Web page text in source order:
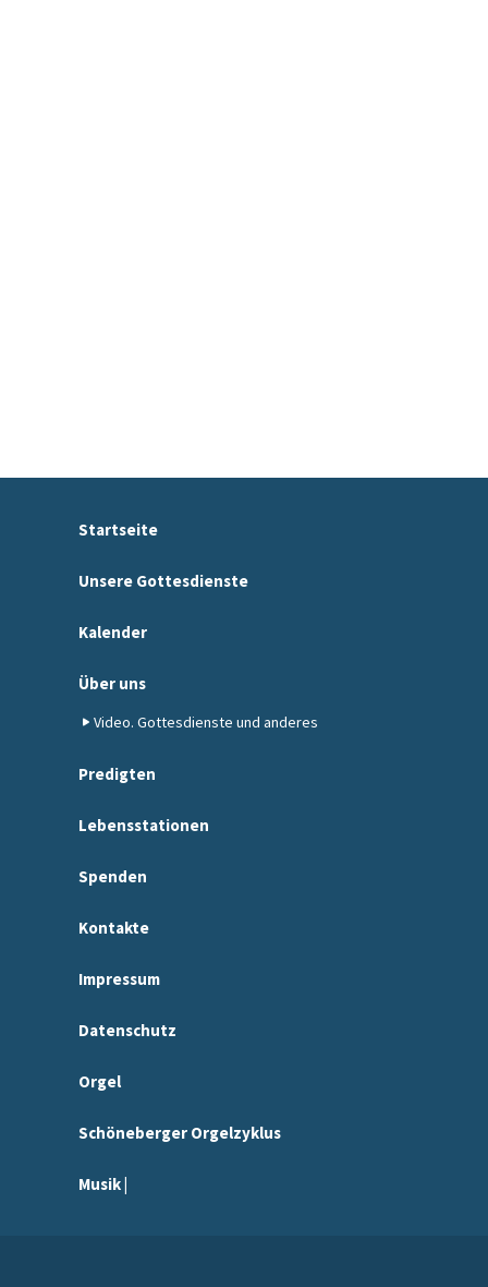
Startseite
Unsere Gottesdienste
Kalender
Über uns
Video. Gottesdienste und anderes
Predigten
Lebensstationen
Spenden
Kontakte
Impressum
Datenschutz
Orgel
Schöneberger Orgelzyklus
Musik |